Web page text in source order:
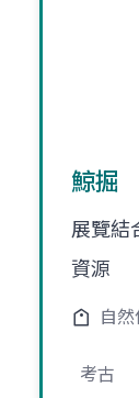
鯨掘
展覽結
資源
自
考古